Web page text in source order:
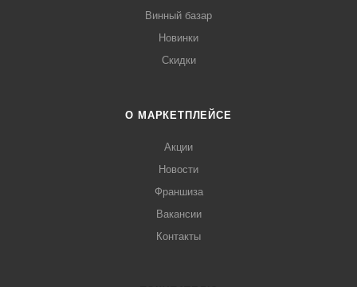
Винный базар
Новинки
Скидки
О МАРКЕТПЛЕЙСЕ
Акции
Новости
Франшиза
Вакансии
Контакты